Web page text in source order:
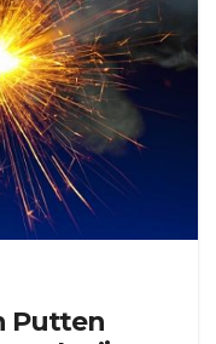
Putten